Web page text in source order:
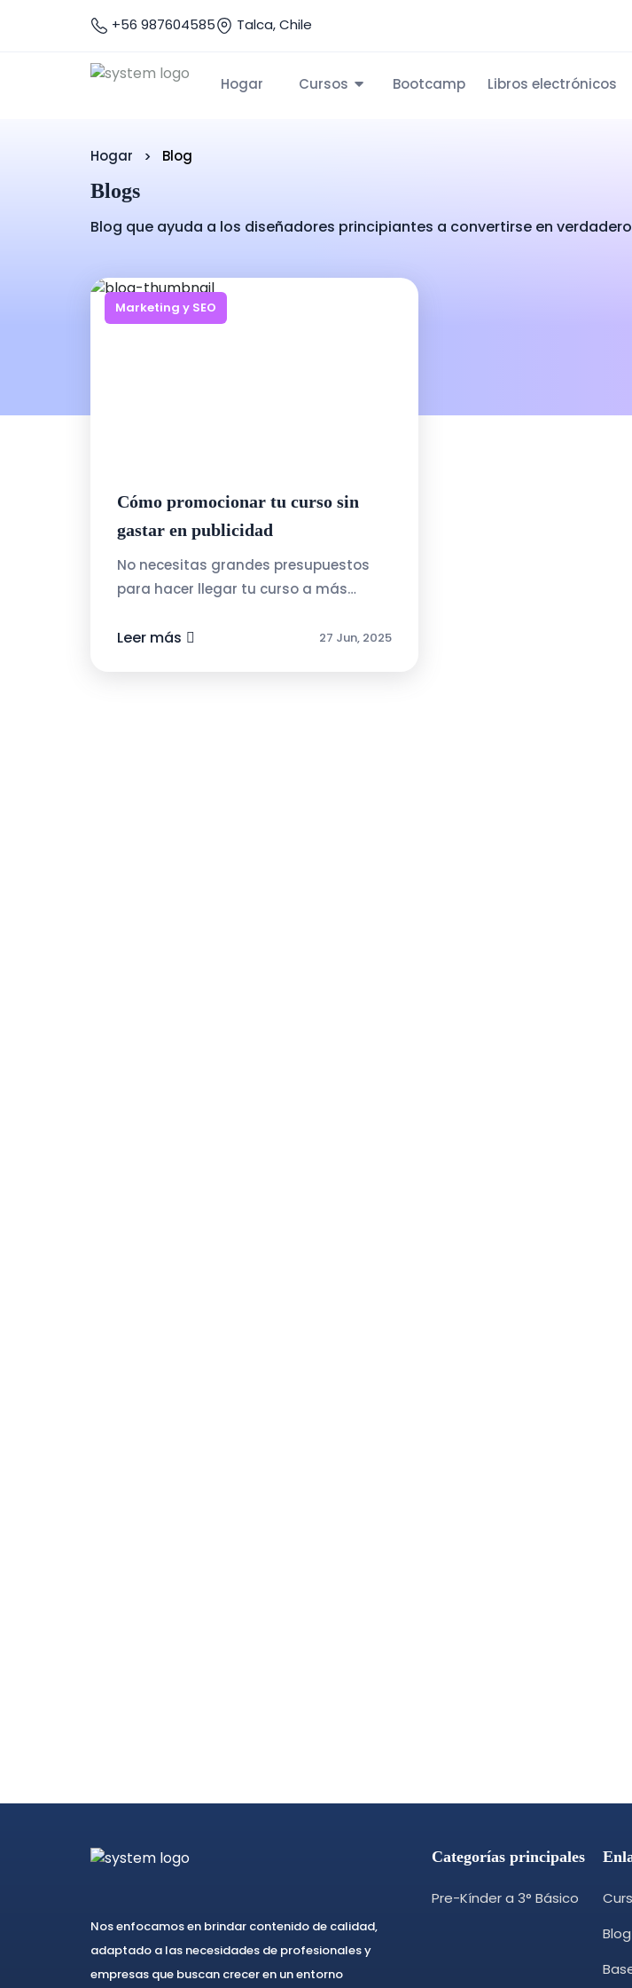
+56 987604585 Talca, Chile
Hogar Cursos Bootcamp Libros electrónicos
Hogar Blog
Blogs
Blog que ayuda a los diseñadores principiantes a convertirse en
Marketing y SEO
Cómo promocionar tu curso sin
gastar en publicidad
No necesitas grandes presupuestos
para hacer llegar tu curso a más
pueden darte resultados reales:Crea
Leer más 27 Jun, 2025
Nos enfocamos en brindar contenido de calidad,
adaptado a las necesidades de profesionales y
empresas que buscan crecer en un entorno
Categorías principales
Pre-Kínder a 3° Básico
Blog